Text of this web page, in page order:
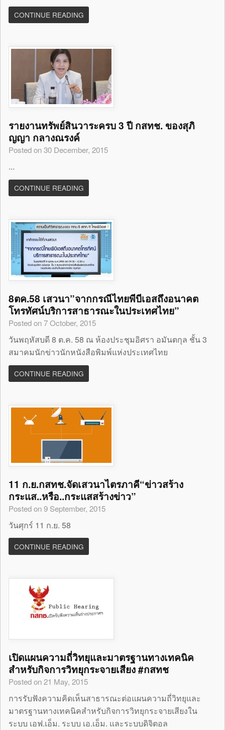
CONTINUE READING
รายงานทรัพย์สินวาระครบ 3 ปี กสทช. ของสุภิ
ญญา กลางณรงค์
Posted on 30 December, 2015
...
CONTINUE READING
8ตค.58 เสวนา”จากกรณีไทยพีบีเอสถึงอนาคต
โทรทัศน์บริการสาธารณะในประเทศไทย”
Posted on 7 October, 2015
วันพฤหัสบดี 8 ต.ค. 58 ณ ห้องประชุมอิศรา อมันตกุล ชั้น 3
สมาคมนักข่าวนักหนังสือพิมพ์แห่งประเทศไทย
CONTINUE READING
11 ก.ย.กสทช.จัดเสวนาไตรภาคี“ข่าวสร้าง
กระแส..หรือ..กระแสสร้างข่าว”
Posted on 9 September, 2015
วันศุกร์ 11 ก.ย. 58
CONTINUE READING
เปิดแผนความถี่วิทยุและมาตรฐานทางเทคนิค
สำหรับกิจการวิทยุกระจายเสียง #กสทช
Posted on 21 May, 2015
การรับฟังความคิดเห็นสาธารณะต่อแผนความถี่วิทยุและ
มาตรฐานทางเทคนิคสำหรับกิจการวิทยุกระจายเสียงใน
ระบบ เอฟ.เอ็ม. ระบบ เอ.เอ็ม. และระบบดิจิตอล